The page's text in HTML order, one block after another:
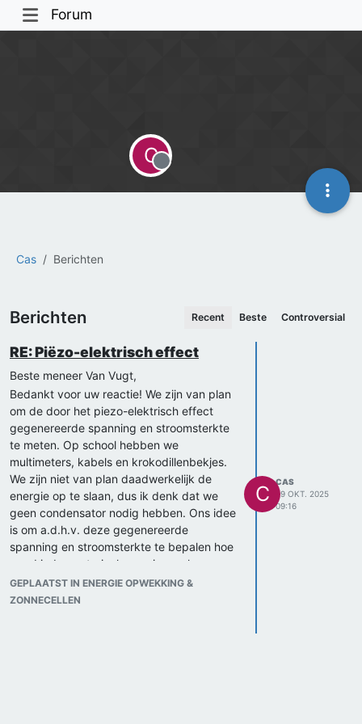
Forum
Cas Berichten
C
Offline
Berichten Recent Beste Controversial
RE: Piëzo-elektrisch effect
Beste meneer Van Vugt,
Bedankt voor uw reactie! We zijn van plan
om de door het piezo-elektrisch effect
gegenereerde spanning en stroomsterkte
te meten. Op school hebben we
multimeters, kabels en krokodillenbekjes.
We zijn niet van plan daadwerkelijk de
energie op te slaan, dus ik denk dat we
geen condensator nodig hebben. Ons idee
is om a.d.h.v. deze gegenereerde
spanning en stroomsterkte te bepalen hoe
goed ieder materiaal energie zou kunnen
opwekken.
We willen de spanning en stroom gaan
GEPLAATST IN ENERGIE OPWEKKING &
ZONNECELLEN
C
CAS
29 OKT. 2025
09:16